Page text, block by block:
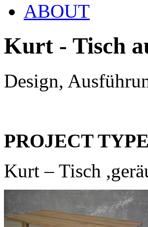
ABOUT
Kurt - Tisch
Design,
PROJECT
Kurt – Tisch